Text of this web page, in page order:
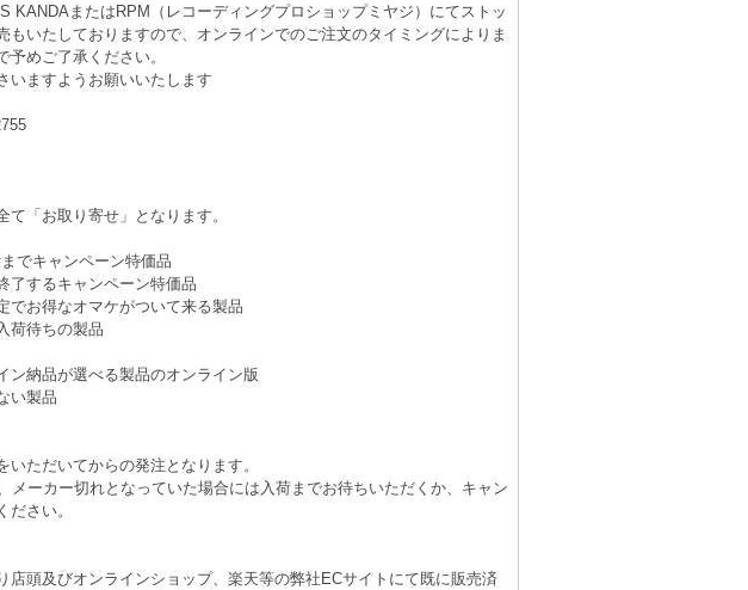
KANDAまたはRPM（レコーディングプロショップミヤジ）にてストッ
いたしておりますので、オンラインでのご注文のタイミングによりま
めご了承ください。
いますようお願いいたします
て「お取り寄せ」となります。
でキャンペーン特価品
了するキャンペーン特価品
でお得なオマケがついて来る製品
荷待ちの製品
ン納品が選べる製品のオンライン版
い製品
ただいてからの発注となります。
メーカー切れとなっていた場合には入荷までお待ちいただくか、キャン
さい。
頭及びオンラインショップ、楽天等の弊社ECサイトにて既に販売済